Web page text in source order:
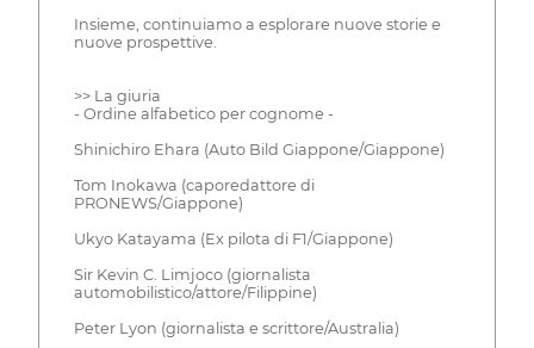
Insieme, continuiamo a esplorare nuove storie e
nuove prospettive.
>> La giuria
- Ordine alfabetico per cognome -
Shinichiro Ehara (Auto Bild Giappone/Giappone)
Tom Inokawa (caporedattore di
PRONEWS/Giappone)
Ukyo Katayama (Ex pilota di F1/Giappone)
Sir Kevin C. Limjoco (giornalista
automobilistico/attore/Filippine)
Peter Lyon (giornalista e scrittore/Australia)